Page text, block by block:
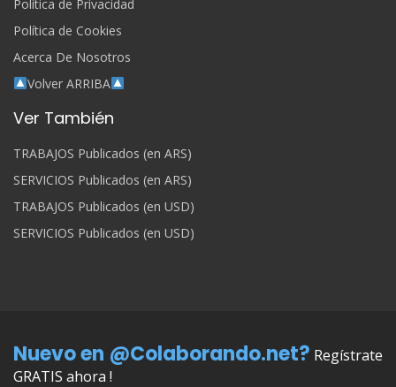
Política de Privacidad
Política de Cookies
Acerca De Nosotros
Volver ARRIBA
Ver También
TRABAJOS Publicados (en ARS)
SERVICIOS Publicados (en ARS)
TRABAJOS Publicados (en USD)
SERVICIOS Publicados (en USD)
Nuevo en @Colaborando.net? Regístrate
GRATIS ahora !